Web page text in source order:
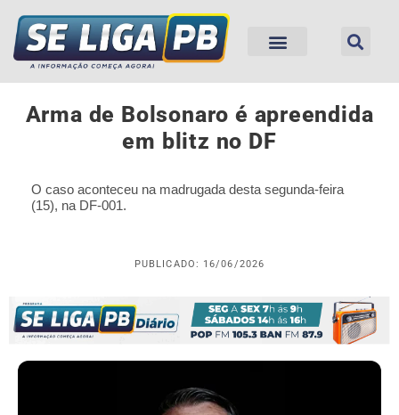
Arma de Bolsonaro é apreendida
em blitz no DF
O caso aconteceu na madrugada desta segunda-feira
(15), na DF-001.
PUBLICADO: 16/06/2026